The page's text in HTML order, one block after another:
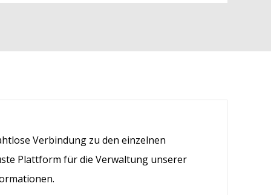
Verbindung zu den einzelnen
Plattform für die Verwaltung unserer